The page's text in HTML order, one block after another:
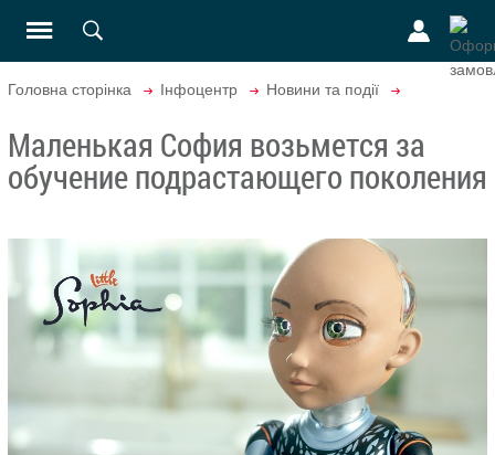
Головна сторінка Інфоцентр Новини та події
Маленькая София возьмется за
обучение подрастающего поколения